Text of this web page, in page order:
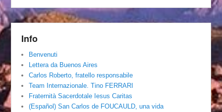
Info
Benvenuti
Lettera da Buenos Aires
Carlos Roberto, fratello responsabile
Team Internazionale. Tino FERRARI
Fraternità Sacerdotale Iesus Caritas
(Español) San Carlos de FOUCAULD, una vida